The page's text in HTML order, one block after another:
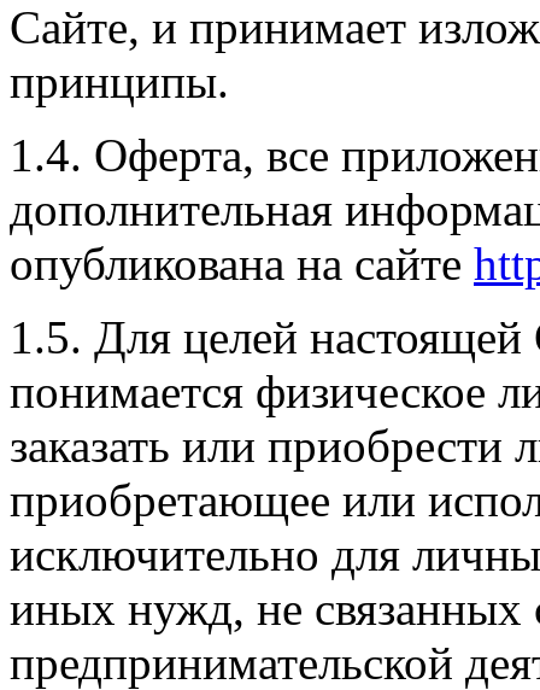
Сайте, и принимает
принципы.
1.4. Оферта, все
дополнительная
опубликована на сайте
1.5. Для целей
понимается физическое
заказать или приобрести
приобретающее или
исключительно для
иных нужд, не связанных
предпринимательской